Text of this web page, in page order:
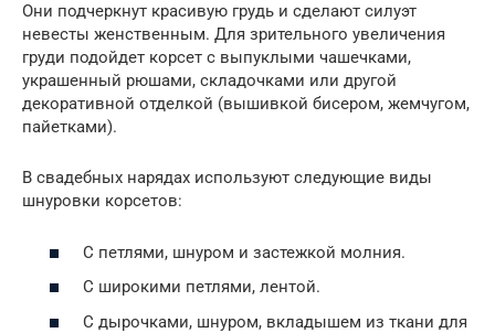
Они подчеркнут красивую грудь и сделают силуэт
невесты женственным. Для зрительного увеличения
груди подойдет корсет с выпуклыми чашечками,
украшенный рюшами, складочками или другой
декоративной отделкой (вышивкой бисером, жемчугом,
пайетками).
В свадебных нарядах используют следующие виды
шнуровки корсетов:
С петлями, шнуром и застежкой молния.
С широкими петлями, лентой.
С дырочками, шнуром, вкладышем из ткани для